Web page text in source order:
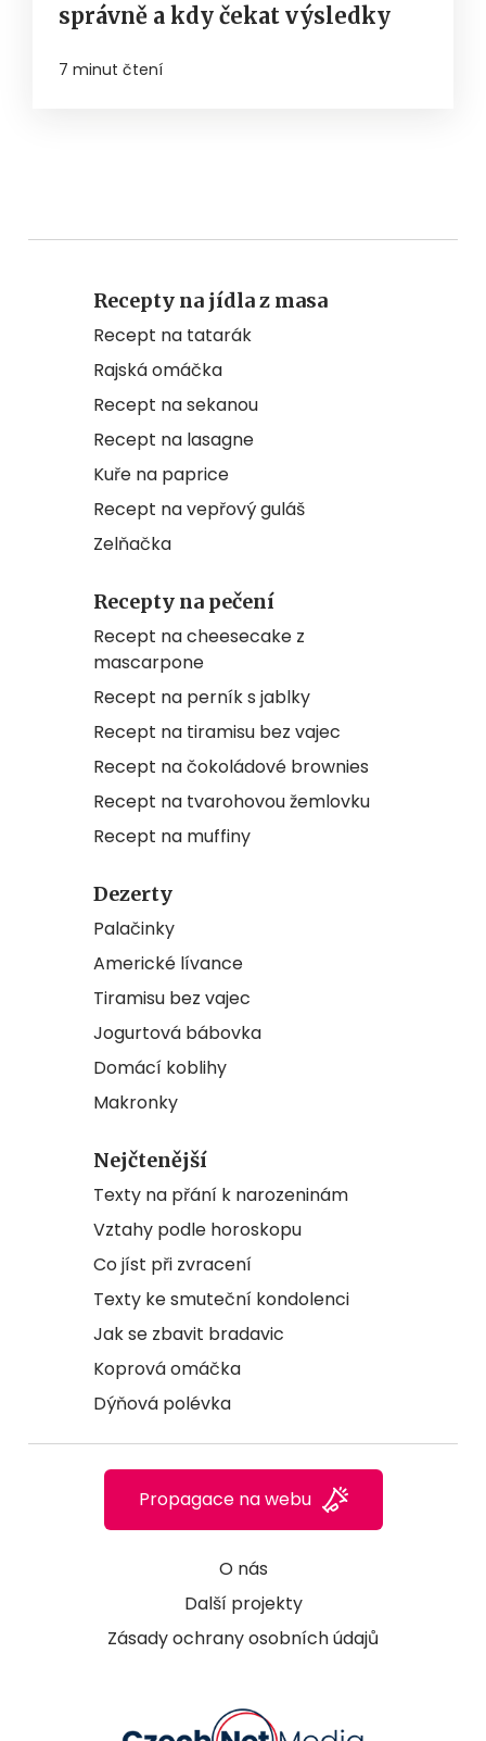
správně a kdy čekat výsledky
7 minut čtení
Recepty na jídla z masa
Recept na tatarák
Rajská omáčka
Recept na sekanou
Recept na lasagne
Kuře na paprice
Recept na vepřový guláš
Zelňačka
Recepty na pečení
Recept na cheesecake z
mascarpone
Recept na perník s jablky
Recept na tiramisu bez vajec
Recept na čokoládové brownies
Recept na tvarohovou žemlovku
Recept na muffiny
Dezerty
Palačinky
Americké lívance
Tiramisu bez vajec
Jogurtová bábovka
Domácí koblihy
Makronky
Nejčtenější
Texty na přání k narozeninám
Vztahy podle horoskopu
Co jíst při zvracení
Texty ke smuteční kondolenci
Jak se zbavit bradavic
Koprová omáčka
Dýňová polévka
O nás
Další projekty
Zásady ochrany osobních údajů
Propagace na webu